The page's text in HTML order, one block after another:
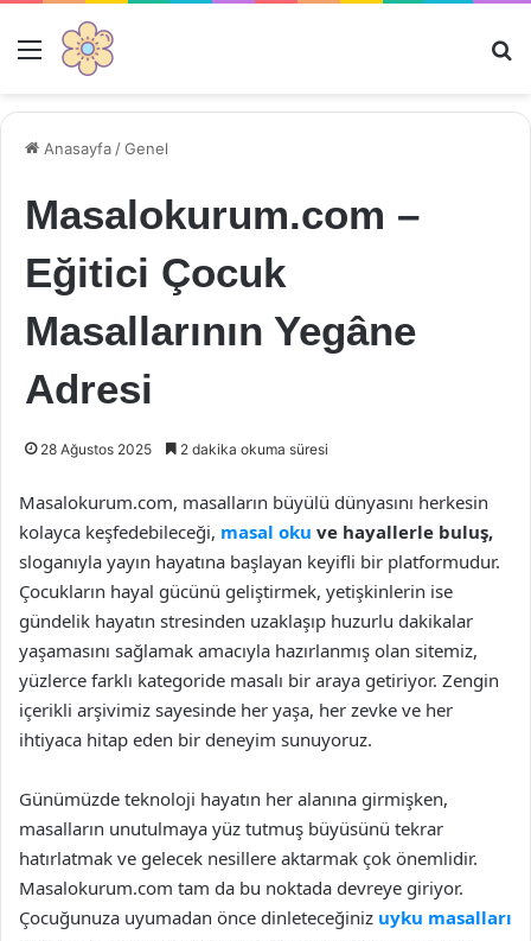
Menü
Anasayfa /Genel
Masalokurum.com –
Eğitici Çocuk
Masallarının Yegâne
Adresi
28 Ağustos 2025 2 dakika okuma süresi
Masalokurum.com, masalların büyülü dünyasını herkesin
kolayca keşfedebileceği, masal oku ve hayallerle buluş,
sloganıyla yayın hayatına başlayan keyifli bir platformudur.
Çocukların hayal gücünü geliştirmek, yetişkinlerin ise
gündelik hayatın stresinden uzaklaşıp huzurlu dakikalar
yaşamasını sağlamak amacıyla hazırlanmış olan sitemiz,
yüzlerce farklı kategoride masalı bir araya getiriyor. Zengin
içerikli arşivimiz sayesinde her yaşa, her zevke ve her
ihtiyaca hitap eden bir deneyim sunuyoruz.
Günümüzde teknoloji hayatın her alanına girmişken,
masalların unutulmaya yüz tutmuş büyüsünü tekrar
hatırlatmak ve gelecek nesillere aktarmak çok önemlidir.
Masalokurum.com tam da bu noktada devreye giriyor.
Çocuğunuza uyumadan önce dinleteceğiniz uyku masalları